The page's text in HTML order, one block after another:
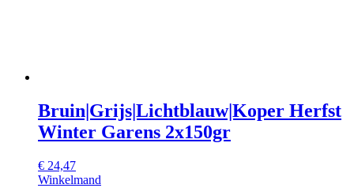
Bruin|Grijs|Lichtblauw|Koper Herfst
Winter Garens 2x150gr
€ 24,47
Winkelmand